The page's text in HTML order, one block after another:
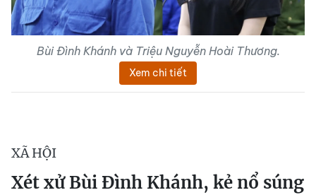
Bùi Đình Khánh và Triệu Nguyễn Hoài Thương.
Xem chi tiết
XÃ HỘI
Xét xử Bùi Đình Khánh, kẻ nổ súng